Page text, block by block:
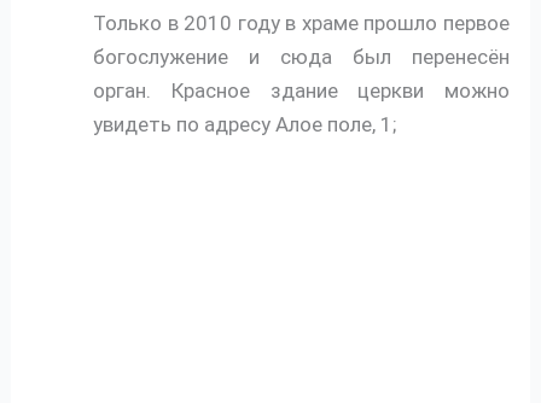
Только в 2010 году в храме прошло первое
богослужение и сюда был перенесён
орган. Красное здание церкви можно
увидеть по адресу Алое поле, 1;